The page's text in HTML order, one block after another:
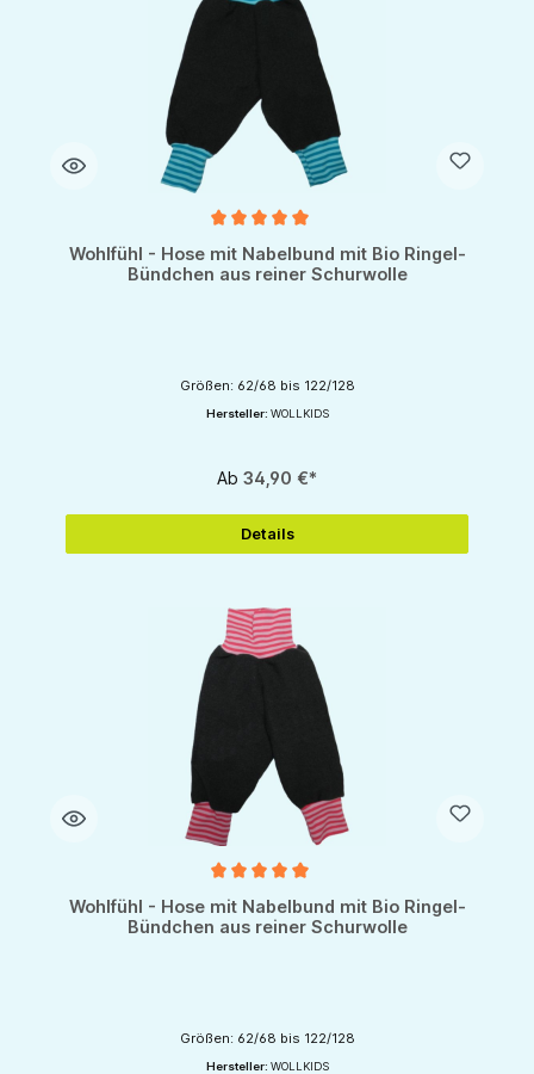
Wohlfühl - Hose mit Nabelbund mit Bio Ringel-
Bündchen aus reiner Schurwolle
Größen: 62/68 bis 122/128
Hersteller: WOLLKIDS
Ab 34,90 €*
Details
Wohlfühl - Hose mit Nabelbund mit Bio Ringel-
Bündchen aus reiner Schurwolle
Größen: 62/68 bis 122/128
Hersteller: WOLLKIDS